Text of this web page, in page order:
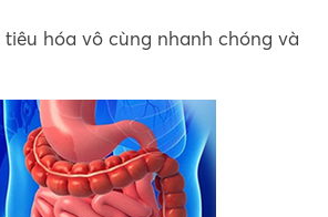
hóa vô cùng nhanh chóng và